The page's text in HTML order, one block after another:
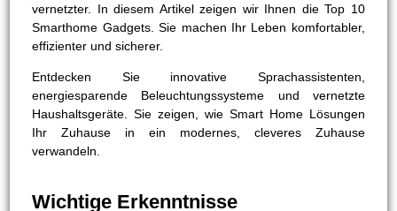
vernetzter. In diesem Artikel zeigen wir Ihnen die Top 10
Smarthome Gadgets. Sie machen Ihr Leben komfortabler,
effizienter und sicherer.
Entdecken Sie innovative Sprachassistenten,
energiesparende Beleuchtungssysteme und vernetzte
Haushaltsgeräte. Sie zeigen, wie Smart Home Lösungen
Ihr Zuhause in ein modernes, cleveres Zuhause
verwandeln.
Wichtige Erkenntnisse